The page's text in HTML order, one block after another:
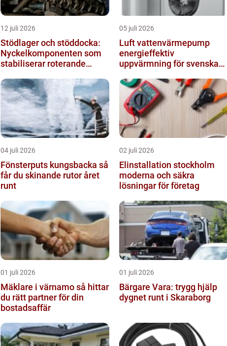
12 juli 2026
Stödlager och stöddocka:
Nyckelkomponenten som
stabiliserar roterande
05 juli 2026
Luft vattenvärmepump
energieffektiv
uppvärmning för svenska
04 juli 2026
Fönsterputs kungsbacka så
får du skinande rutor året
runt
02 juli 2026
Elinstallation stockholm
moderna och säkra
lösningar för företag
01 juli 2026
Mäklare i värnamo så hittar
du rätt partner för din
bostadsaffär
01 juli 2026
Bärgare Vara: trygg hjälp
dygnet runt i Skaraborg